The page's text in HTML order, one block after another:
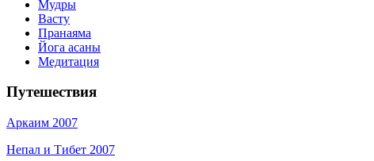
Мудры
Васту
Пранаяма
Йога асаны
Медитация
Путешествия
Аркаим 2007
Непал и Тибет 2007